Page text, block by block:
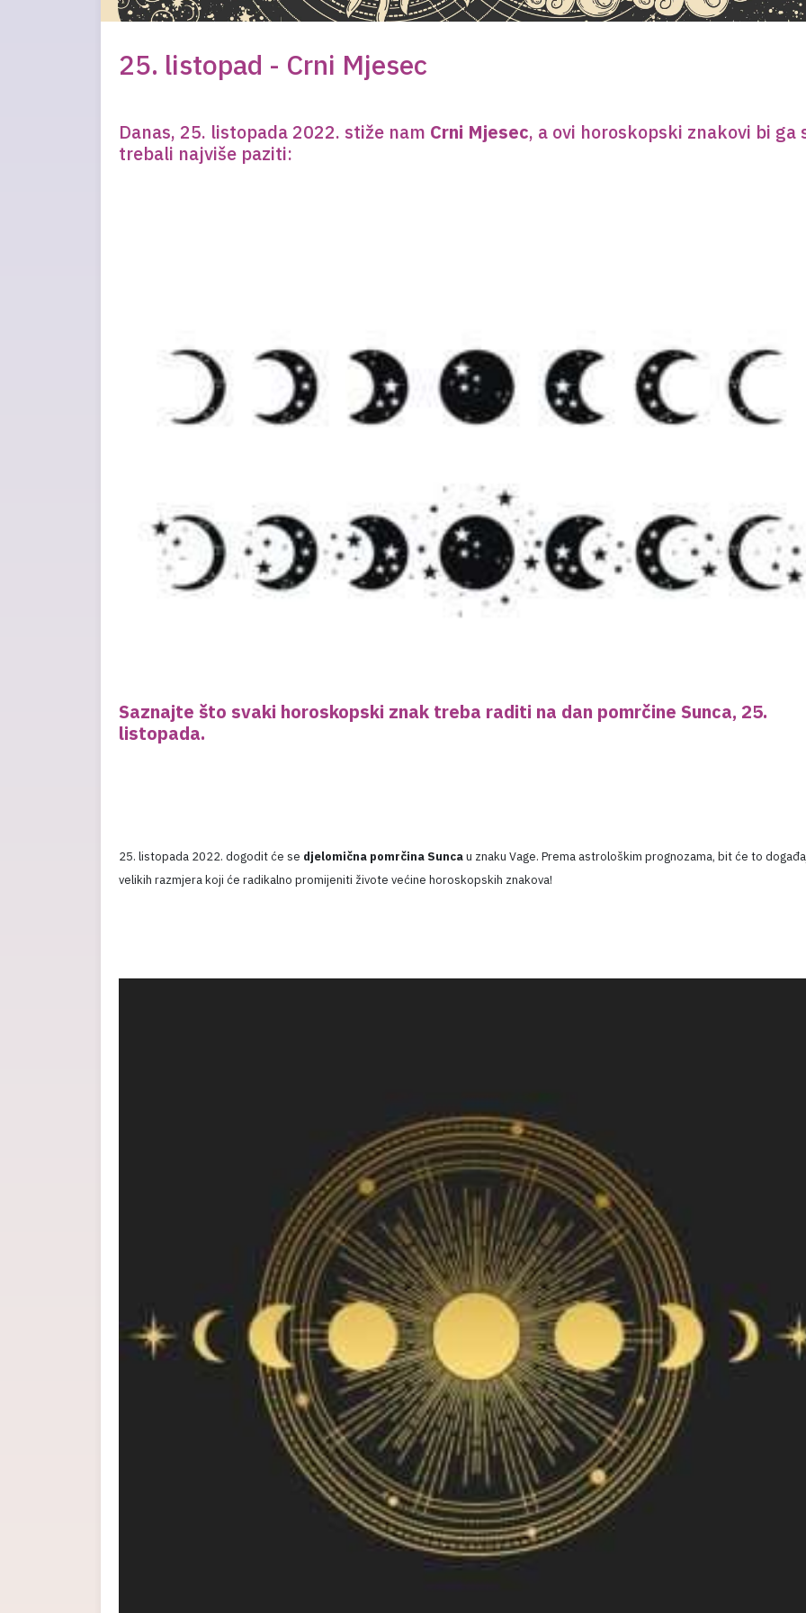
25. listopad - Crni Mjesec
Danas, 25. listopada 2022. stiže nam Crni Mjesec, a ovi horoskopski znakovi bi ga
trebali najviše paziti:
Saznajte što svaki horoskopski znak treba raditi na dan pomrčine Sunca, 25.
listopada.
25. listopada 2022. dogodit će se djelomična pomrčina Suncau znaku Vage. Prema astrološkim prognozama, bit će to
velikih razmjera koji će radikalno promijeniti živote većine horoskopskih znakova!